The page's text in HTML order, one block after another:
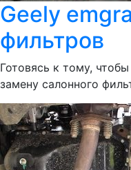
Geely
фильтров
Готовясь к тому,
замену салонного